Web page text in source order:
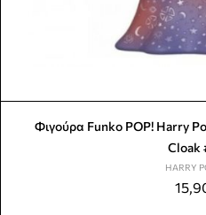
Φιγούρα Funko POP! Harry
Cloak
HARRY